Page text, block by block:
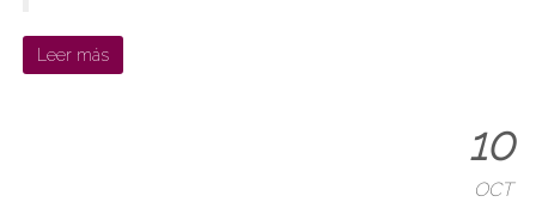
Leer más
10
OCT